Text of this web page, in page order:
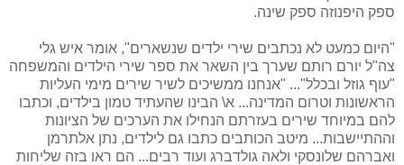
ספק היפנוזה ספק שינה.
"היום כמעט לא נכתבים שירי ילדים שנשארים", אומר איש גלי
צה"ל יורם רותם שערך בין השאר את ספר שירי הילדים והמשפחה
"עוף גוזל ובכלל"... "אנחנו ממשיכים לשיר שירים מימי העליות
הראשונות וטרום המדינה... א\ הבינו שהעתיד טמון בילדים, וכתבו
להם במיוחד שירים בעזרתם הנחילו את הערכים של הציונות
וההתיישבות... מיטב הכותבים כתבו גם לילדים, נתן אלתרמן
ואברהם שלונסקי ולאה גולדברג ועוד רבים... הם ראו בזה שליחות